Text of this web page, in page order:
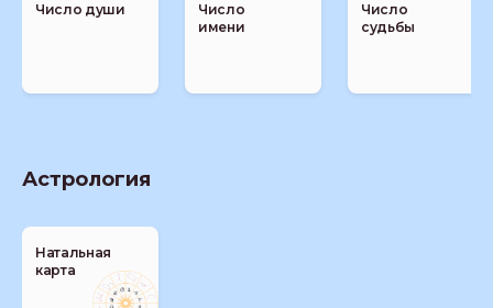
Число души
Число
имени
Число
судьбы
Астрология
Натальная
карта